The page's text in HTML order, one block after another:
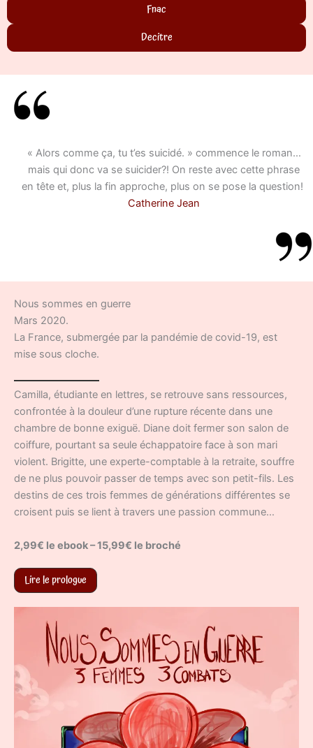
Fnac
Decitre
« Alors comme ça, tu t’es suicidé. » commence le roman…
mais qui donc va se suicider?! On reste avec cette phrase
en tête et, plus la fin approche, plus on se pose la question!
Catherine Jean
Nous sommes en guerre
Mars 2020.
La France, submergée par la pandémie de covid-19, est
mise sous cloche.
Camilla, étudiante en lettres, se retrouve sans ressources,
confrontée à la douleur d’une rupture récente dans une
chambre de bonne exiguë. Diane doit fermer son salon de
coiffure, pourtant sa seule échappatoire face à son mari
violent. Brigitte, une experte-comptable à la retraite, souffre
de ne plus pouvoir passer de temps avec son petit-fils. Les
destins de ces trois femmes de générations différentes se
croisent puis se lient à travers une passion commune…
2,99€ le ebook – 15,99€ le broché
Lire le prologue